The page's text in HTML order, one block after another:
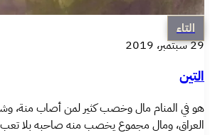
التاء
29 سبتمبر، 2019
التين
هو في المنام مال وخصب كثير لمن أصاب منة،
العراق، ومال مجموع يخصب منه صاحبه بلا تعب،